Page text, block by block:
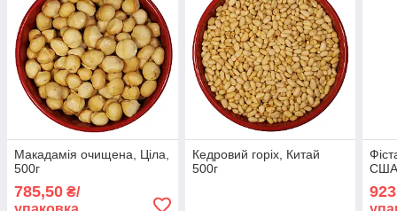
Макадамія очищена, Ціла,
500г
785,50 ₴/
Кедровий горіх, Китай
500г